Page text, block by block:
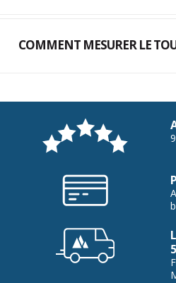
COMMENT MESURER LE